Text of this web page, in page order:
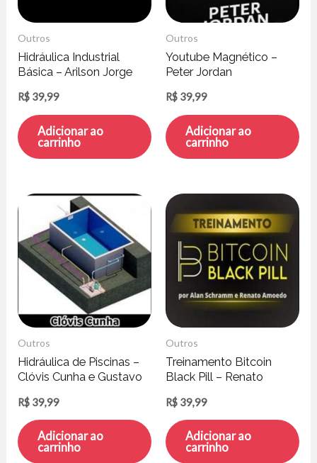
Outros
Hidráulica Industrial
Básica – Arilson Jorge
R$ 39,99
Adicionar ao
carrinho
Outros
Youtube Magnético –
Peter Jordan
R$ 39,99
Adicionar ao
carrinho
Outros
Hidráulica de Piscinas –
Clóvis Cunha e Gustavo
R$ 39,99
Adicionar ao
carrinho
Outros
Treinamento Bitcoin
Black Pill – Renato
Schramm
R$ 39,99
Adicionar ao
carrinho